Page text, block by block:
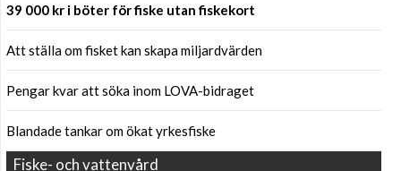
39 000 kr i böter för fiske utan fiskekort
Att ställa om fisket kan skapa miljardvärden
Pengar kvar att söka inom LOVA-bidraget
Blandade tankar om ökat yrkesfiske
Fiske- och vattenvård